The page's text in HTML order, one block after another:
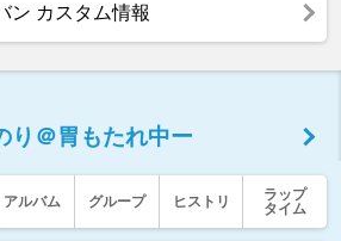
ン カスタム情報
り＠胃もたれ中ー
アルバム グループ ヒストリ
ラップ
タイム